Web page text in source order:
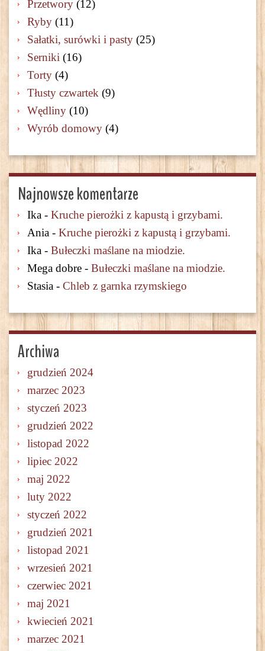
Przetwory (12)
Ryby (11)
Sałatki, surówki i pasty (25)
Serniki (16)
Torty (4)
Tłusty czwartek (9)
Wędliny (10)
Wyrób domowy (4)
Najnowsze komentarze
Ika - Kruche pierożki z kapustą i grzybami.
Ania - Kruche pierożki z kapustą i grzybami.
Ika - Bułeczki maślane na miodzie.
Mega dobre - Bułeczki maślane na miodzie.
Stasia - Chleb z garnka rzymskiego
Archiwa
grudzień 2024
marzec 2023
styczeń 2023
grudzień 2022
listopad 2022
lipiec 2022
maj 2022
luty 2022
styczeń 2022
grudzień 2021
listopad 2021
wrzesień 2021
czerwiec 2021
maj 2021
kwiecień 2021
marzec 2021